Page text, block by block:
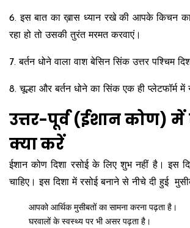
6. इस बात का ख़ास ध्यान रखे की आपके किचन
रहा हो तो उसकी तुरंत मरमत करवाएं।
7. बर्तन धोने वाला वाश बेसिन सिंक उत्तर पश्चिम
8. चूल्हा और बर्तन धोने का सिंक एक ही प्लेटफॉर्म में
उत्तर-पूर्व (ईशान कोण) में
क्या करें
ईशान कोण दिशा रसोई के लिए शुभ नहीं है। इस
चाहिए। इस दिशा में रसोई बनाने से नीचे दी हुई
आपको आर्थिक मुसीबतों का सामना करना पढ़ता है।
घरवालों के स्वस्थ्य पर भी असर पढ़ता है।